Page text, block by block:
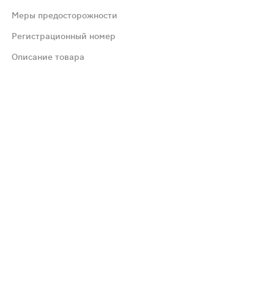
кровообращения (геморрагический инсульт);
(0.23%). Эти побочные эффекты чаще возникает у
Меры предосторожности
Регистрационный номер
Описание товара